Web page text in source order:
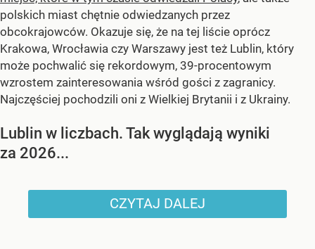
polskich miast chętnie odwiedzanych przez
obcokrajowców. Okazuje się, że na tej liście oprócz
Krakowa, Wrocławia czy Warszawy jest też Lublin, który
może pochwalić się rekordowym, 39-procentowym
wzrostem zainteresowania wśród gości z zagranicy.
Najczęściej pochodzili oni z Wielkiej Brytanii i z Ukrainy.
Lublin w liczbach. Tak wyglądają wyniki
za 2026...
CZYTAJ DALEJ